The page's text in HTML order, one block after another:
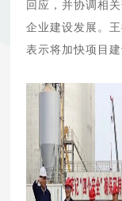
回应，并协调相
企业建设发展。
表示将加快项目